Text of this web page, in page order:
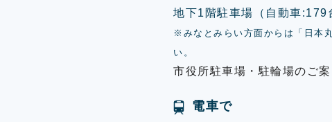
地下1階駐車場（自動車:179
※みなとみらい方面からは「日本
い。
市役所駐車場・駐輪場のご案
電車で